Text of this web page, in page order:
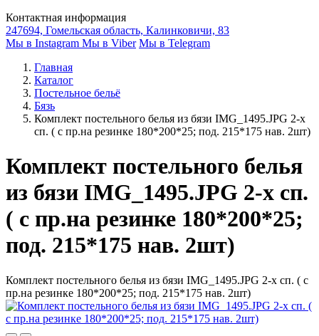
Контактная информация
247694, Гомельская область, Калинковичи, 83
Мы в Instagram Мы в Viber Мы в Telegram
Главная
Каталог
Постельное бельё
Бязь
Комплект постельного белья из бязи IMG_1495.JPG 2-х
сп. ( с пр.на резинке 180*200*25; под. 215*175 нав. 2шт)
Комплект постельного белья
из бязи IMG_1495.JPG 2-х сп.
( с пр.на резинке 180*200*25;
под. 215*175 нав. 2шт)
Комплект постельного белья из бязи IMG_1495.JPG 2-х сп. ( с
пр.на резинке 180*200*25; под. 215*175 нав. 2шт)